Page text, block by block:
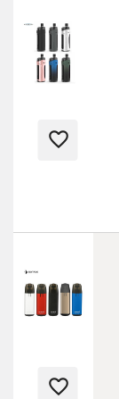
favorite_border
favorite_border